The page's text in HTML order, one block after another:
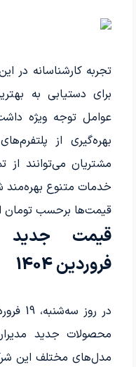
تجربه کارشناسانه در
برای دستیابی به
عوامل توجه ویژه
بهره‌گیری از
مشتریان می‌توانند از
خدمات متنوع بهره‌مند
قیمت‌ها برحسب
قیمت جدید
فروردین 1404
مدل‌های مختلف این